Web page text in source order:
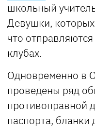
школьный
Девушки,
что
клубах.
Одновременно в
проведены ряд
противоправной
паспорта, бланки